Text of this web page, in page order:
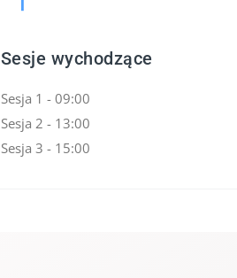
Sesje wychodzące
Sesja 1 - 09:00
Sesja 2 - 13:00
Sesja 3 - 15:00